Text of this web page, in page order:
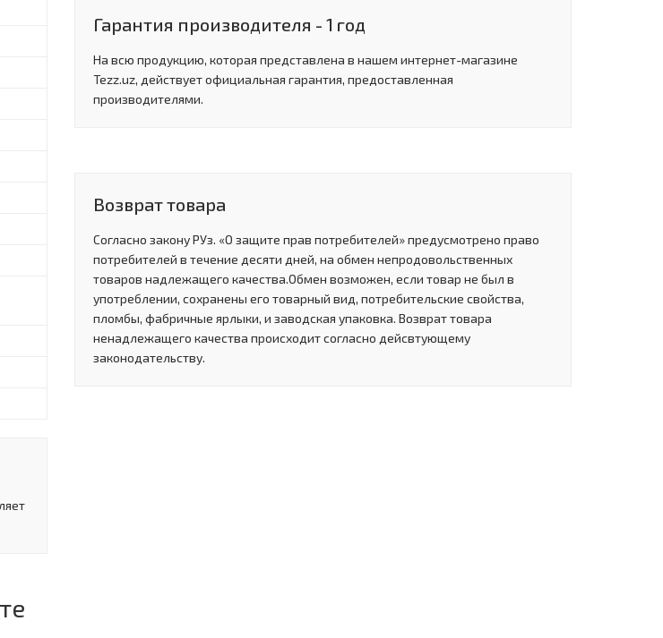
Гарантия производителя - 1 год
На всю продукцию, которая представлена в нашем интернет-магазине
Tezz.uz, действует официальная гарантия, предоставленная
производителями.
Возврат товара
Согласно закону РУз. «О защите прав потребителей» предусмотрено право
потребителей в течение десяти дней, на обмен непродовольственных
товаров надлежащего качества.Обмен возможен, если товар не был в
употреблении, сохранены его товарный вид, потребительские свойства,
пломбы, фабричные ярлыки, и заводская упаковка. Возврат товара
ненадлежащего качества происходит согласно дейсвтующему
законодательству.